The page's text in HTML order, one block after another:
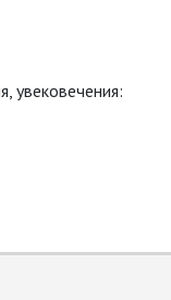
увековечения: